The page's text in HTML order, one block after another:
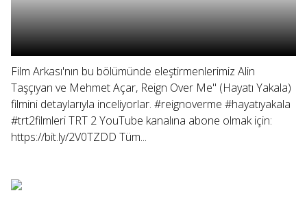
Film Arkası'nın bu bölümünde eleştirmenlerimiz Alin
Taşçıyan ve Mehmet Açar, Reign Over Me" (Hayatı Yakala)
filmini detaylarıyla inceliyorlar. #reignoverme #hayatıyakala
#trt2filmleri TRT 2 YouTube kanalına abone olmak için:
https://bit.ly/2V0TZDD Tüm...